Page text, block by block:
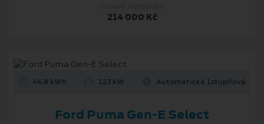
214 000 Kč
46.8 kWh 123 kW Automatická 1stupňová
Ford Puma Gen-E Select